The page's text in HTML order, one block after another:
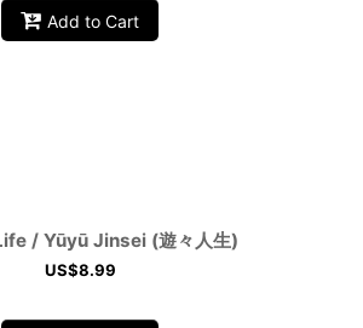
Add to Cart
/ Yūyū Jinsei (遊々人生)
US$8.99